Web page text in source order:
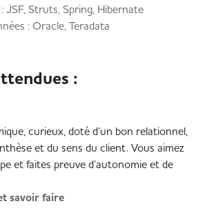
JSF, Struts, Spring, Hibernate
: Oracle, Teradata
:
curieux, doté d’un bon relationnel,
et du sens du client. Vous aimez
et faites preuve d’autonomie et de
savoir faire